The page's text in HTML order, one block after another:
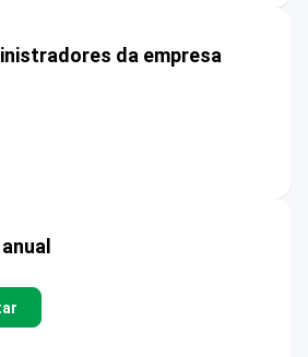
da empresa